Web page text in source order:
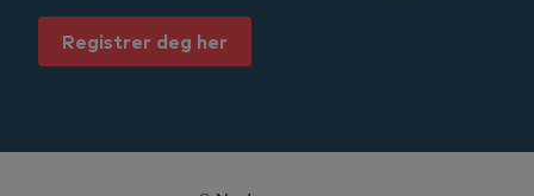
Registrer deg her